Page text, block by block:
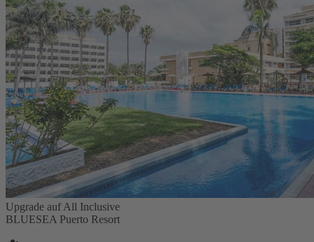
Upgrade auf All Inclusive
BLUESEA Puerto Resort